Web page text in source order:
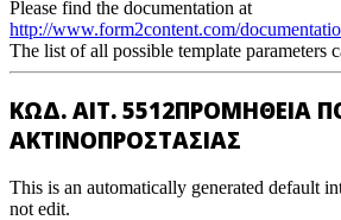
Please find the documentation at
http://www.form2content.com/
The list of all possible template parameters
ΚΩΔ. ΑΙΤ. 5512ΠΡΟΜΗΘΕΙΑ
ΑΚΤΙΝΟΠΡΟΣΤΑΣΙΑΣ
This is an automatically generated default
not edit.